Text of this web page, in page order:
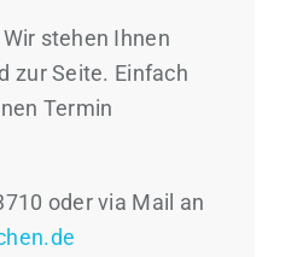
Wir stehen Ihnen
zur Seite. Einfach
Termin
oder via Mail an